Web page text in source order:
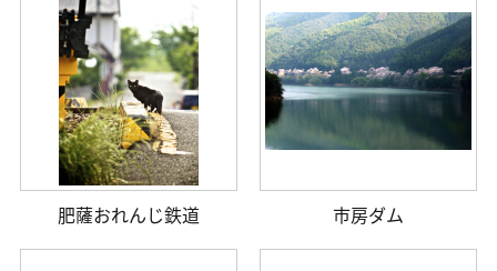
肥薩おれんじ鉄道 市房ダム